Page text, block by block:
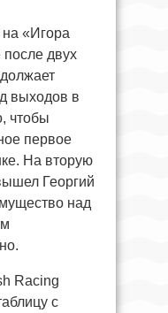
«Игора
двух
выходов в
чтобы
первое
На вторую
Георгий
над
Racing
с